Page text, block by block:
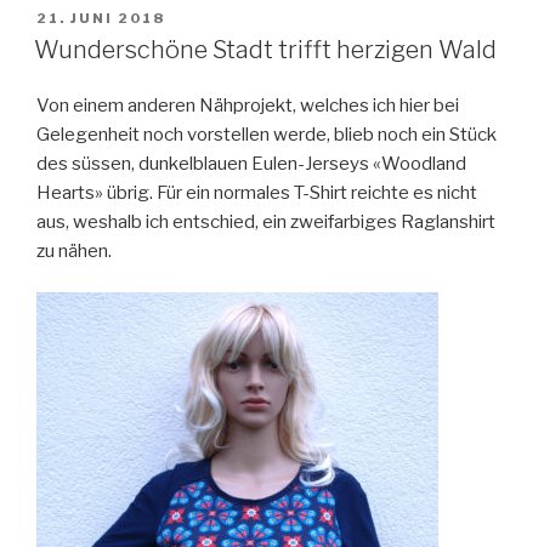
VERÖFFENTLICHT
AM
21. JUNI 2018
Wunderschöne Stadt trifft herzigen Wald
Von einem anderen Nähprojekt, welches ich hier bei
Gelegenheit noch vorstellen werde, blieb noch ein Stück
des süssen, dunkelblauen Eulen-Jerseys «Woodland
Hearts» übrig. Für ein normales T-Shirt reichte es nicht
aus, weshalb ich entschied, ein zweifarbiges Raglanshirt
zu nähen.